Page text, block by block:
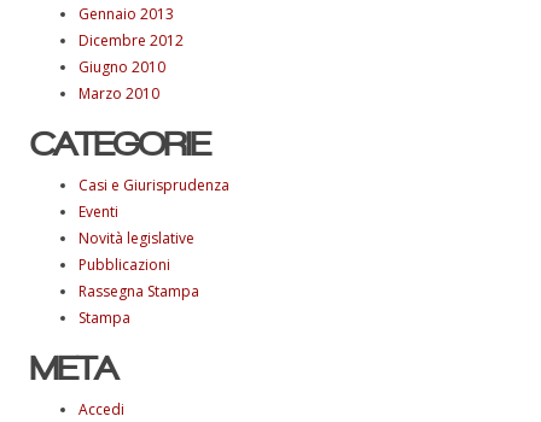
Gennaio 2013
Dicembre 2012
Giugno 2010
Marzo 2010
CATEGORIE
Casi e Giurisprudenza
Eventi
Novità legislative
Pubblicazioni
Rassegna Stampa
Stampa
META
Accedi